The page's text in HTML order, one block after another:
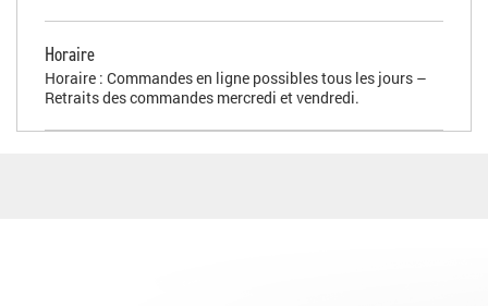
Horaire
Horaire : Commandes en ligne possibles tous les jours –
Retraits des commandes mercredi et vendredi.